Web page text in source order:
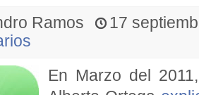
Ramos
17
En Marzo del